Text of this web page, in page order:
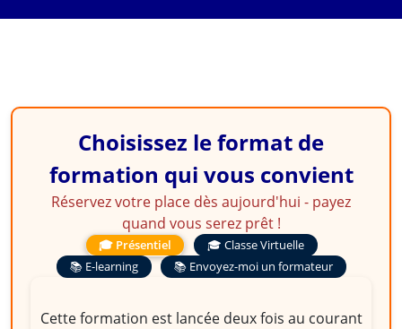
Choisissez le format de
formation qui vous convient
Réservez votre place dès aujourd'hui - payez
quand vous serez prêt !
🎓 Présentiel
🎓 Classe Virtuelle
📚 E-learning
📚 Envoyez-moi un formateur
Cette formation est lancée deux fois au courant